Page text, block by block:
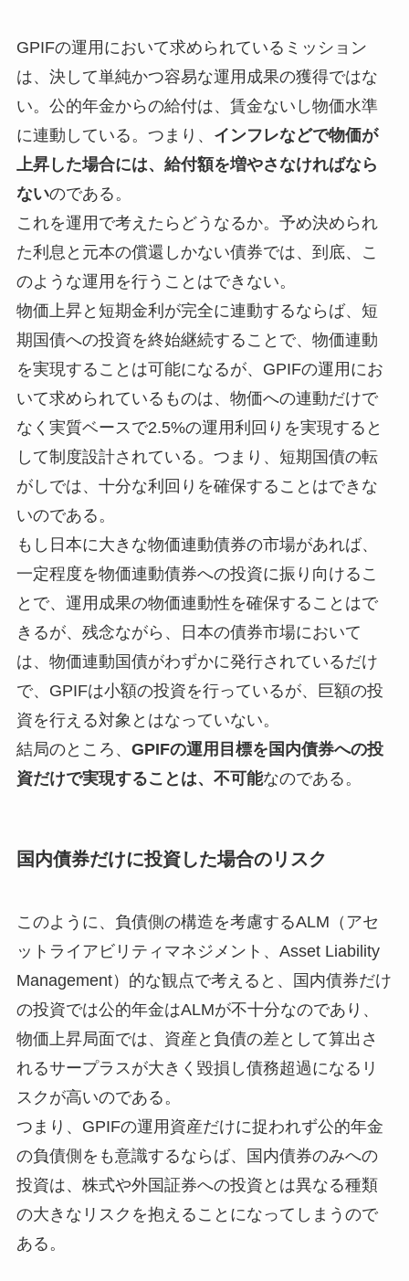
GPIFの運用において求められているミッション
は、決して単純かつ容易な運用成果の獲得ではな
い。公的年金からの給付は、賃金ないし物価水準
に連動している。つまり、 インフレなどで物価が
上昇した場合には、給付額を増やさなければなら
ないのである。
これを運用で考えたらどうなるか。予め決められ
た利息と元本の償還しかない債券では、到底、こ
のような運用を行うことはできない。
物価上昇と短期金利が完全に連動するならば、短
期国債への投資を終始継続することで、物価連動
を実現することは可能になるが、GPIFの運用にお
いて求められているものは、物価への連動だけで
なく実質ベースで2.5%の運用利回りを実現すると
して制度設計されている。つまり、短期国債の転
がしでは、十分な利回りを確保することはできな
いのである。
もし日本に大きな物価連動債券の市場があれば、
一定程度を物価連動債券への投資に振り向けるこ
とで、運用成果の物価連動性を確保することはで
きるが、残念ながら、日本の債券市場において
は、物価連動国債がわずかに発行されているだけ
で、GPIFは小額の投資を行っているが、巨額の投
資を行える対象とはなっていない。
結局のところ、 GPIFの運用目標を国内債券への投
資だけで実現することは、不可能なのである。
国内債券だけに投資した場合のリスク
このように、負債側の構造を考慮するALM（アセ
ットライアビリティマネジメント、Asset Liability
Management）的な観点で考えると、国内債券だけ
の投資では公的年金はALMが不十分なのであり、
物価上昇局面では、資産と負債の差として算出さ
れるサープラスが大きく毀損し債務超過になるリ
スクが高いのである。
つまり、GPIFの運用資産だけに捉われず公的年金
の負債側をも意識するならば、国内債券のみへの
投資は、株式や外国証券への投資とは異なる種類
の大きなリスクを抱えることになってしまうので
ある。